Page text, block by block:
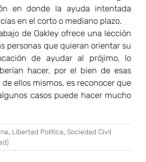
Libertad Política
Sociedad Civil
este contenido!
LinkedInWhatsApp
TumblrPinterestCorreo